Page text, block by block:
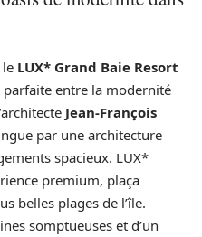
LUX* Grand Baie Resort
parfaite entre la modernité
Jean-François
par une architecture
spacieux. LUX*
premium, plaça
belles plages de l’île.
somptueuses et d’un